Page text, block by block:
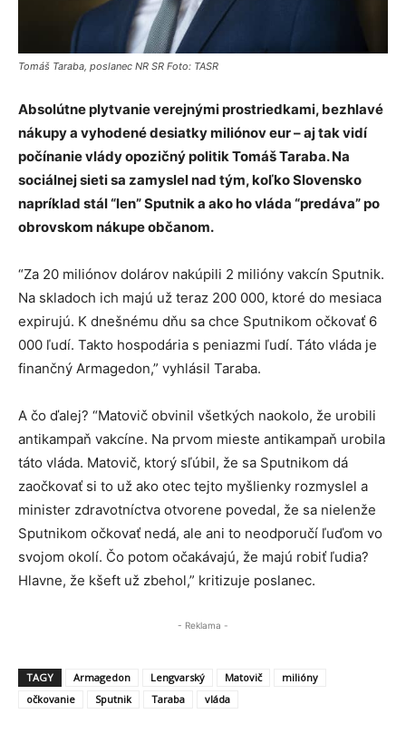
Tomáš Taraba, poslanec NR SR Foto: TASR
Absolútne plytvanie verejnými prostriedkami, bezhlavé
nákupy a vyhodené desiatky miliónov eur – aj tak vidí
počínanie vlády opozičný politik Tomáš Taraba. Na
sociálnej sieti sa zamyslel nad tým, koľko Slovensko
napríklad stál “len” Sputnik a ako ho vláda “predáva” po
obrovskom nákupe občanom.
“Za 20 miliónov dolárov nakúpili 2 milióny vakcín Sputnik.
Na skladoch ich majú už teraz 200 000, ktoré do mesiaca
expirujú. K dnešnému dňu sa chce Sputnikom očkovať 6
000 ľudí. Takto hospodária s peniazmi ľudí. Táto vláda je
finančný Armagedon,” vyhlásil Taraba.
A čo ďalej? “Matovič obvinil všetkých naokolo, že urobili
antikampaň vakcíne. Na prvom mieste antikampaň urobila
táto vláda. Matovič, ktorý sľúbil, že sa Sputnikom dá
zaočkovať si to už ako otec tejto myšlienky rozmyslel a
minister zdravotníctva otvorene povedal, že sa nielenže
Sputnikom očkovať nedá, ale ani to neodporučí ľuďom vo
svojom okolí. Čo potom očakávajú, že majú robiť ľudia?
Hlavne, že kšeft už zbehol,” kritizuje poslanec.
- Reklama -
TAGY Armagedon Lengvarský Matovič
milióny
očkovanie
Sputnik Taraba vláda